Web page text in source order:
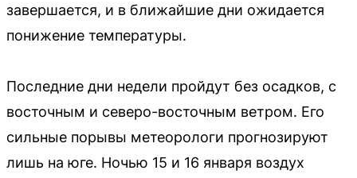
завершается, и в ближайшие дни ожидается
понижение температуры.
Последние дни недели пройдут без осадков, с
восточным и северо-восточным ветром. Его
сильные порывы метеорологи прогнозируют
лишь на юге. Ночью 15 и 16 января воздух